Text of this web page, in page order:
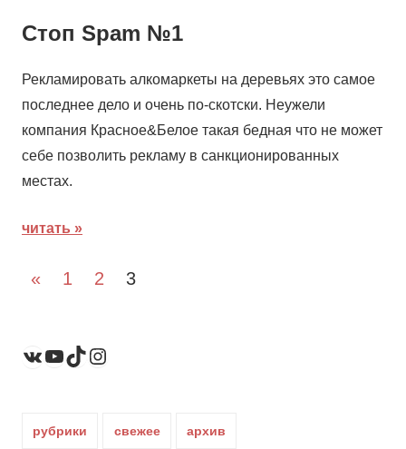
Стоп Spam №1
Рекламировать алкомаркеты на деревьях это самое
последнее дело и очень по-скотски. Неужели
компания Красное&Белое такая бедная что не может
себе позволить рекламу в санкционированных
местах.
читать
Пагинация
«Пред.
1 2 3
ВКонтакте
YouTube
TikTokInstagram
рубрики свежее архив